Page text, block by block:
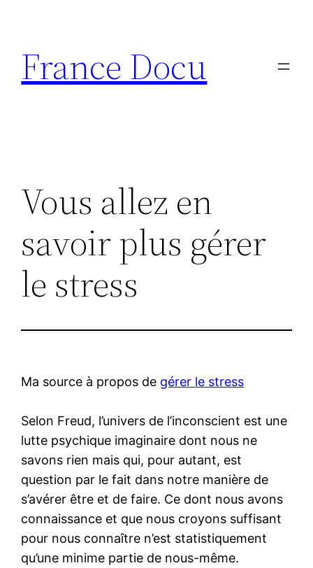
contenu
France Docu
Vous allez en
savoir plus gérer
le stress
Ma source à propos de gérer le stress
Selon Freud, l’univers de l’inconscient est une
lutte psychique imaginaire dont nous ne
savons rien mais qui, pour autant, est
question par le fait dans notre manière de
s’avérer être et de faire. Ce dont nous avons
connaissance et que nous croyons suffisant
pour nous connaître n’est statistiquement
qu’une minime partie de nous-même.